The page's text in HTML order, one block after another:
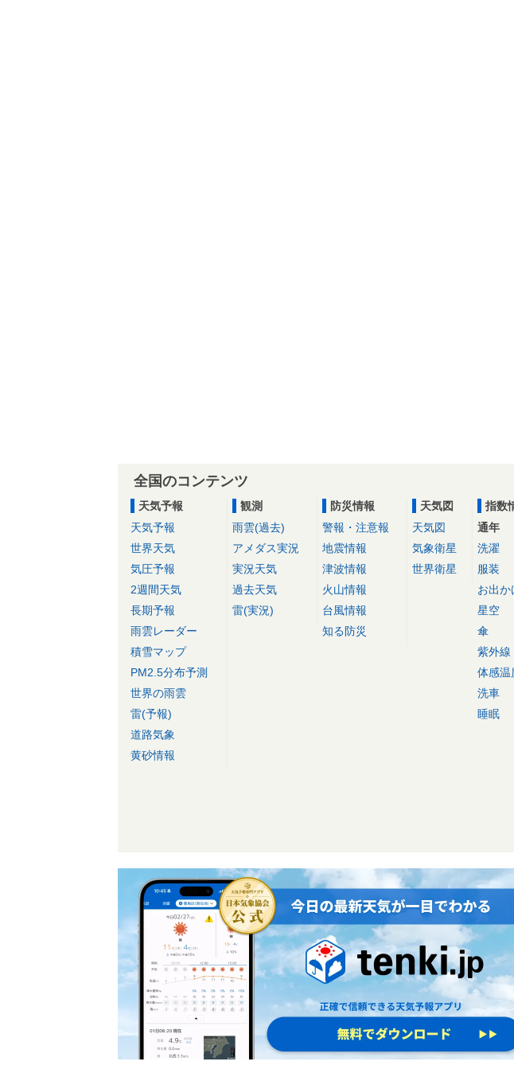
全国のコンテンツ
天気予報
天気予報
世界天気
気圧予報
2週間天気
長期予報
雨雲レーダー
積雪マップ
PM2.5分布予測
世界の雨雲
雷(予報)
道路気象
黄砂情報
観測
雨雲(過去)
アメダス実況
実況天気
過去天気
雷(実況)
防災情報
警報・注意報
地震情報
津波情報
火山情報
台風情報
知る防災
天気図
天気図
気象衛星
世界衛星
指数
通年
洗濯
服装
お出か
星空
傘
紫外線
体感温
洗車
睡眠